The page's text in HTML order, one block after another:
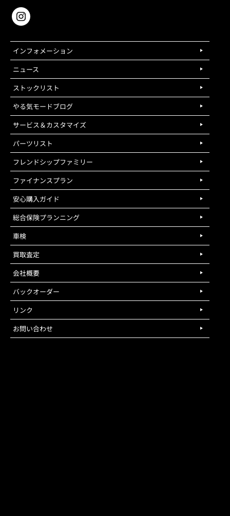
インフォメーション
ニュース
ストックリスト
やる気モードブログ
サービス＆カスタマイズ
パーツリスト
フレンドシップファミリー
ファイナンスプラン
安心購入ガイド
総合保険プランニング
車検
買取査定
会社概要
バックオーダー
リンク
お問い合わせ